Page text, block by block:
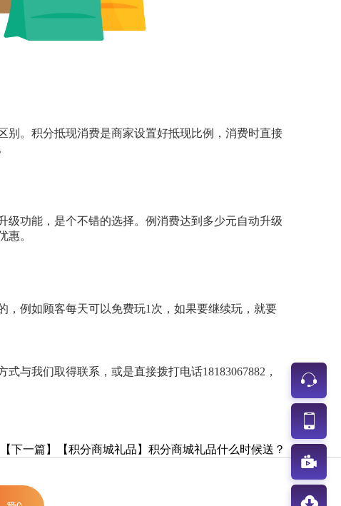
别。积分抵现消费是商家设置好抵现比例，消费时直接
功能，是个不错的选择。例消费达到多少元自动升级
惠。
，例如顾客每天可以免费玩1次，如果要继续玩，就要
与我们取得联系，或是直接拨打电话18183067882，
【下一篇】【积分商城礼品】积分商城礼品什么时候送？